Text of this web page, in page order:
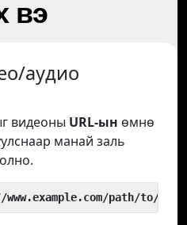
вэ
аудио
видеоны URL-ын өмнө
манай заль
path/to/